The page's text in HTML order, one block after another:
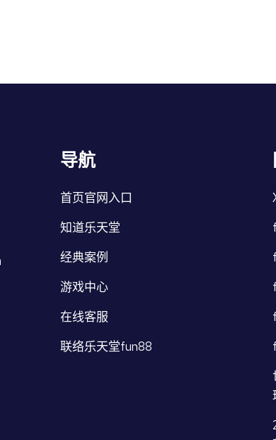
导航
首页官网入口
知道乐天堂
经典案例
游戏中心
在线客服
联络乐天堂fun88